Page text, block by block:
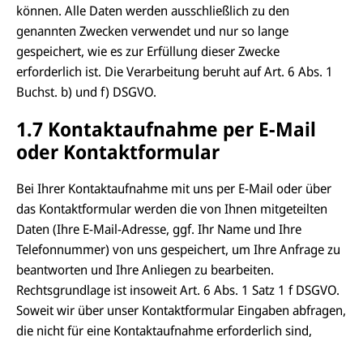
können. Alle Daten werden ausschließlich zu den
genannten Zwecken verwendet und nur so lange
gespeichert, wie es zur Erfüllung dieser Zwecke
erforderlich ist. Die Verarbeitung beruht auf Art. 6 Abs. 1
Buchst. b) und f) DSGVO.
1.7 Kontaktaufnahme per E-Mail
oder Kontaktformular
Bei Ihrer Kontaktaufnahme mit uns per E-Mail oder über
das Kontaktformular werden die von Ihnen mitgeteilten
Daten (Ihre E-Mail-Adresse, ggf. Ihr Name und Ihre
Telefonnummer) von uns gespeichert, um Ihre Anfrage zu
beantworten und Ihre Anliegen zu bearbeiten.
Rechtsgrundlage ist insoweit Art. 6 Abs. 1 Satz 1 f DSGVO.
Soweit wir über unser Kontaktformular Eingaben abfragen,
die nicht für eine Kontaktaufnahme erforderlich sind,